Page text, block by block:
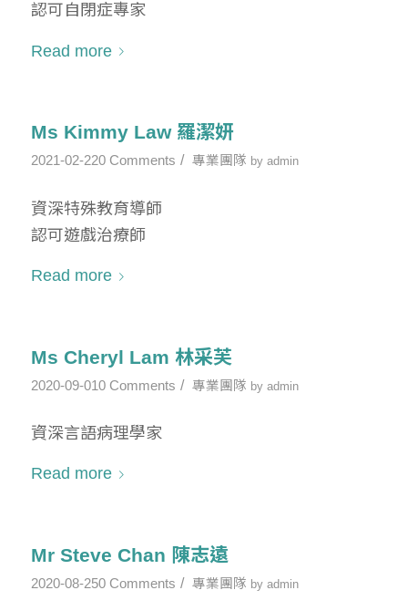
認可自閉症專家
Read more
Ms Kimmy Law 羅潔妍
2021-02-220 Comments / 專業團隊 by admin
資深特殊教育導師
認可遊戲治療師
Read more
Ms Cheryl Lam 林采芙
2020-09-01 0 Comments / 專業團隊 by admin
資深言語病理學家
Read more
Mr Steve Chan 陳志遠
2020-08-250 Comments / 專業團隊 by admin